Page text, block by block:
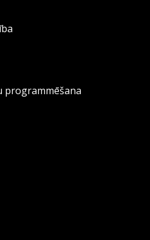
programmēšana